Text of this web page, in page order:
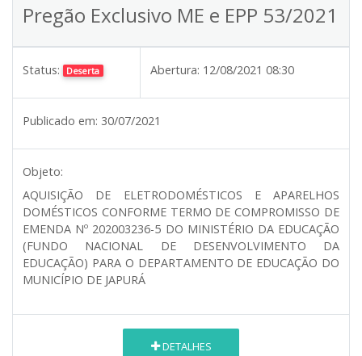
Pregão Exclusivo ME e EPP 53/2021
Status: Deserta Abertura: 12/08/2021 08:30
Publicado em: 30/07/2021
Objeto:
AQUISIÇÃO DE ELETRODOMÉSTICOS E APARELHOS
DOMÉSTICOS CONFORME TERMO DE COMPROMISSO DE
EMENDA Nº 202003236-5 DO MINISTÉRIO DA EDUCAÇÃO
(FUNDO NACIONAL DE DESENVOLVIMENTO DA
EDUCAÇÃO) PARA O DEPARTAMENTO DE EDUCAÇÃO DO
MUNICÍPIO DE JAPURÁ
DETALHES